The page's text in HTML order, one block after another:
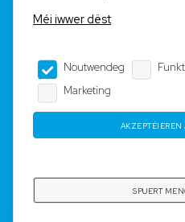
Impressum
Dateschutz
3W.LU
Méi iwwer dëst
Noutwendeg
Marketing
SPUERT